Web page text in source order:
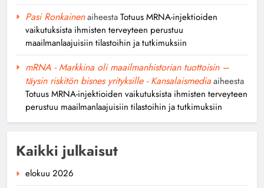
Pasi RonkainenaiheestaTotuus MRNA-injektioiden
vaikutuksista ihmisten terveyteen perustuu
maailmanlaajuisiin tilastoihin ja tutkimuksiin
mRNA - Markkina oli maailmanhistorian tuottoisin –
täysin riskitön bisnes yrityksille - Kansalaismediaaiheesta
Totuus MRNA-injektioiden vaikutuksista ihmisten terveyteen
perustuu maailmanlaajuisiin tilastoihin ja tutkimuksiin
Kaikki julkaisut
elokuu 2026